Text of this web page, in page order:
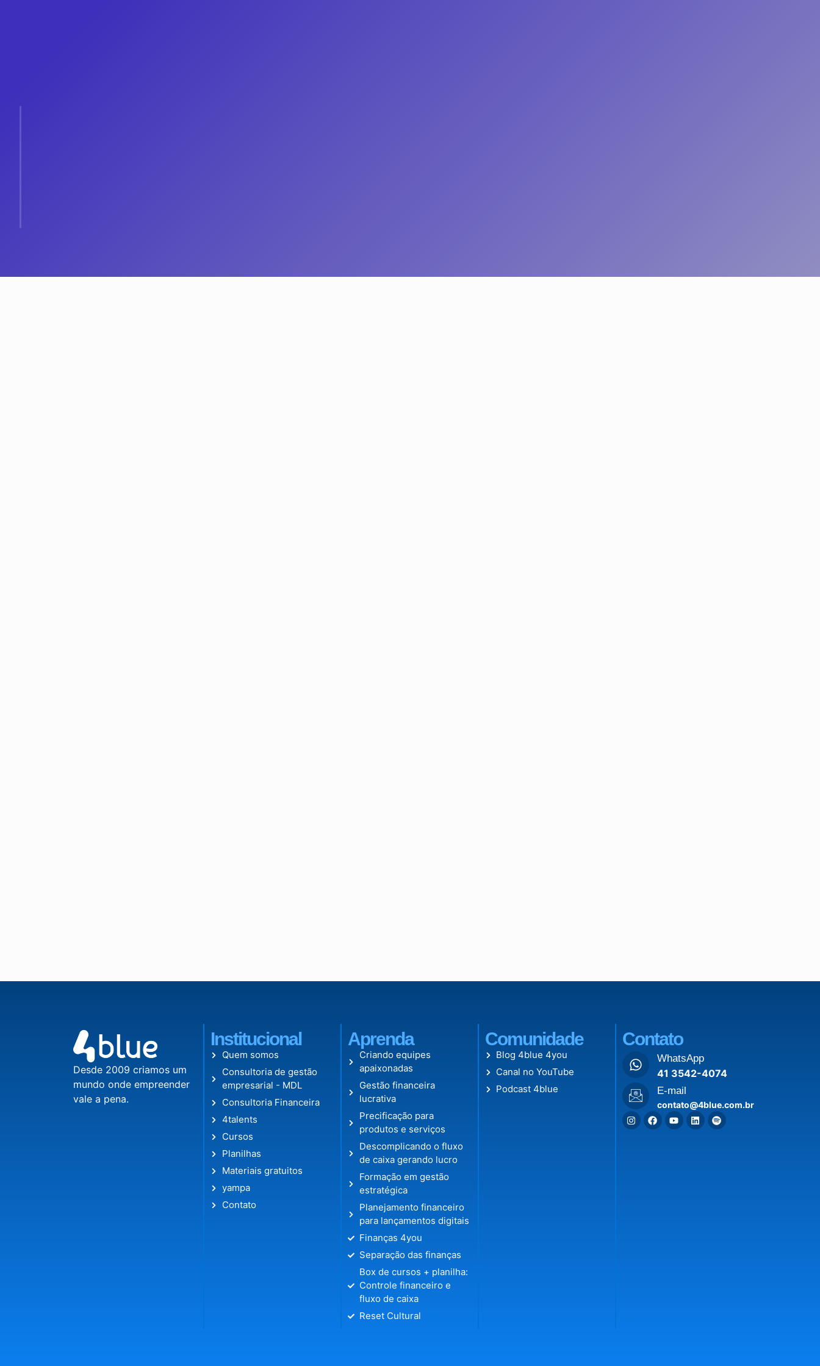
Desde 2009 criamos um
mundo onde empreender
vale a pena.
Institucional
Quem somos
Consultoria de gestão
empresarial - MDL
Consultoria Financeira
4talents
Cursos
Planilhas
Materiais gratuitos
yampa
Contato
Aprenda
Criando equipes
apaixonadas
Gestão financeira
lucrativa
Precificação para
produtos e serviços
Descomplicando o fluxo
de caixa gerando lucro
Formação em gestão
estratégica
Planejamento financeiro
para lançamentos digitais
Finanças 4you
Separação das finanças
Box de cursos + planilha:
Controle financeiro e
fluxo de caixa
Reset Cultural
Comunidade
Blog 4blue 4you
Canal no YouTube
Podcast 4blue
Contato
WhatsApp
41 3542-4074
E-mail
contato@4blue.com.br